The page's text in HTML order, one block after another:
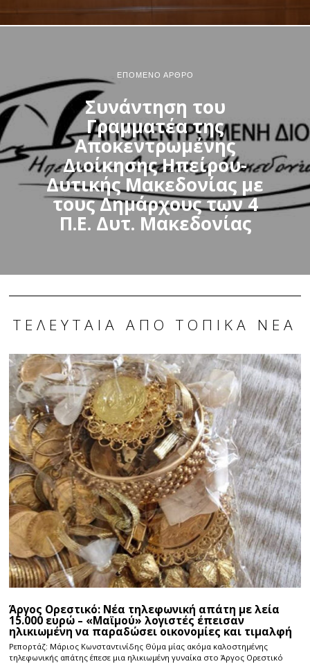
ΕΠΌΜΕΝΟ ΆΡΘΡΟ
Συνάντηση του
Γραμματέα της
Αποκεντρωμένης
Διοίκησης Ηπείρου-
Δυτικής Μακεδονίας με
τους Δημάρχους των 4
Π.Ε. Δυτ. Μακεδονίας
ΤΕΛΕΥΤΑΊΑ ΑΠΌ ΤΟΠΙΚΆ ΝΈΑ
Άργος Ορεστικό: Νέα τηλεφωνική απάτη με λεία
15.000 ευρώ – «Μαϊμού» λογιστές έπεισαν
ηλικιωμένη να παραδώσει οικονομίες και τιμαλφή
Ρεπορτάζ: Μάριος Κωνσταντινίδης Θύμα μίας ακόμα καλοστημένης
τηλεφωνικής απάτης έπεσε μια ηλικιωμένη γυναίκα στο Άργος Ορεστικό